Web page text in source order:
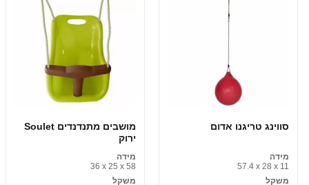
מושבים מתנדנדים Soulet
ירוק
מידה
36 x 25 x 58
משקל
סווינג טריגנו אדום
מידה
57.4 x 28 x 11
משקל